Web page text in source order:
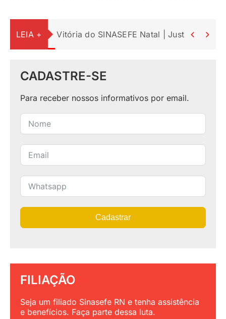
LEIA + Vitória do SINASEFE Natal | Justiça
 
CADASTRE-SE
Para receber nossos informativos por email.
Cadastrar
FILIAÇÃO
Seja um filiado Sinasefe RN e tenha assistência
e benefícios. Faça parte dessa luta.